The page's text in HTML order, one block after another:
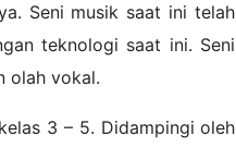
Seni musik saat ini telah
teknologi saat ini. Seni
olah vokal.
3 – 5. Didampingi oleh